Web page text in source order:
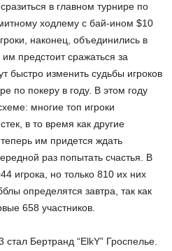
в главном турнире по
ходлему с бай-ином $10
наконец, объединились в
предстоит сражаться за
быстро изменить судьбы игроков
по покеру в году. В этом году
многие топ игроки
в то время как другие
им придется ждать
раз попытать счастья. В
игрока, но только 810 их них
определятся завтра, так как
658 участников.
Бертранд “ElkY” Гроспелье.